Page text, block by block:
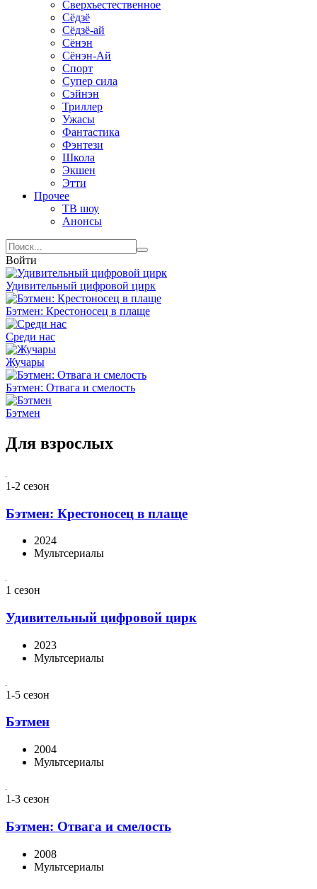
Сверхъестественное
Сёдзё
Сёдзё-ай
Сёнэн
Сёнэн-Ай
Спорт
Супер сила
Сэйнэн
Триллер
Ужасы
Фантастика
Фэнтези
Школа
Экшен
Этти
Прочее
ТВ шоу
Анонсы
Войти
Удивительный цифровой цирк
Бэтмен: Крестоносец в плаще
Среди нас
Жучары
Бэтмен: Отвага и смелость
Бэтмен
Для взрослых
1-2 сезон
Бэтмен: Крестоносец в плаще
2024
Мультсериалы
1 сезон
Удивительный цифровой цирк
2023
Мультсериалы
1-5 сезон
Бэтмен
2004
Мультсериалы
1-3 сезон
Бэтмен: Отвага и смелость
2008
Мультсериалы